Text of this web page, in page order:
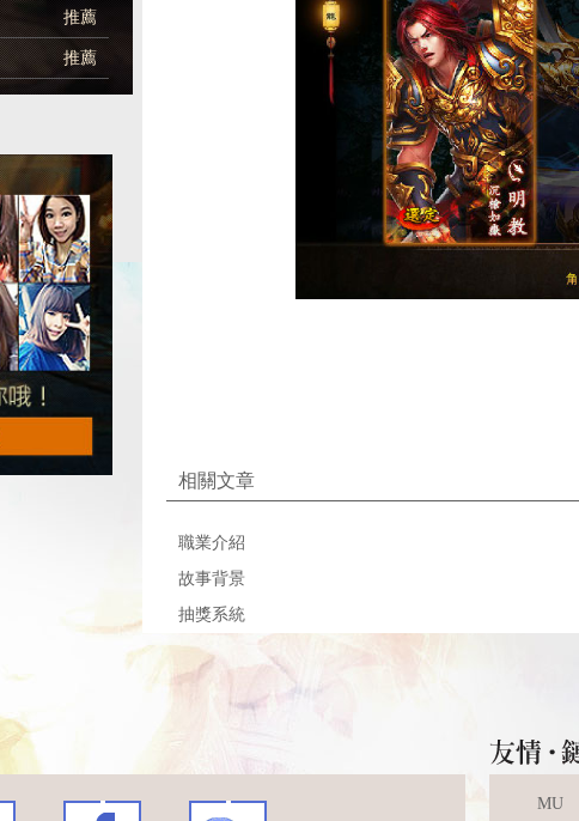
推薦
推薦
相關文章
職業介紹
故事背景
抽獎系統
MU